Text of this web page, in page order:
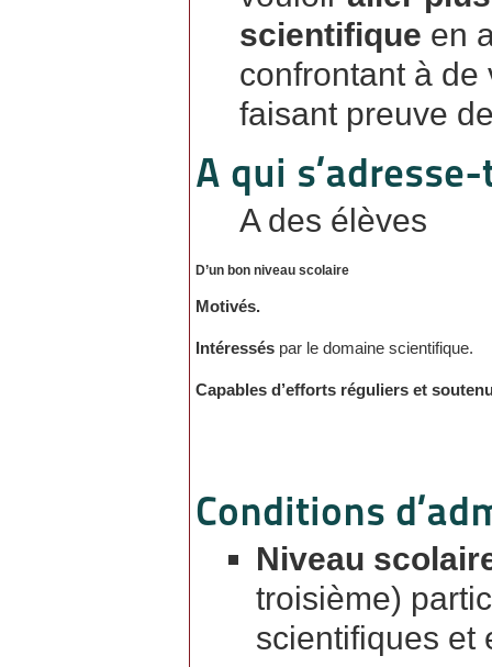
scientifique en
confrontant à de
faisant preuve
A qui
A des élèves
D’un bon niveau scolaire
Motivés.
Intéressés par le domaine scientifique.
Capables d’efforts réguliers et
Conditions
Niveau
troisième)
scientifiques et